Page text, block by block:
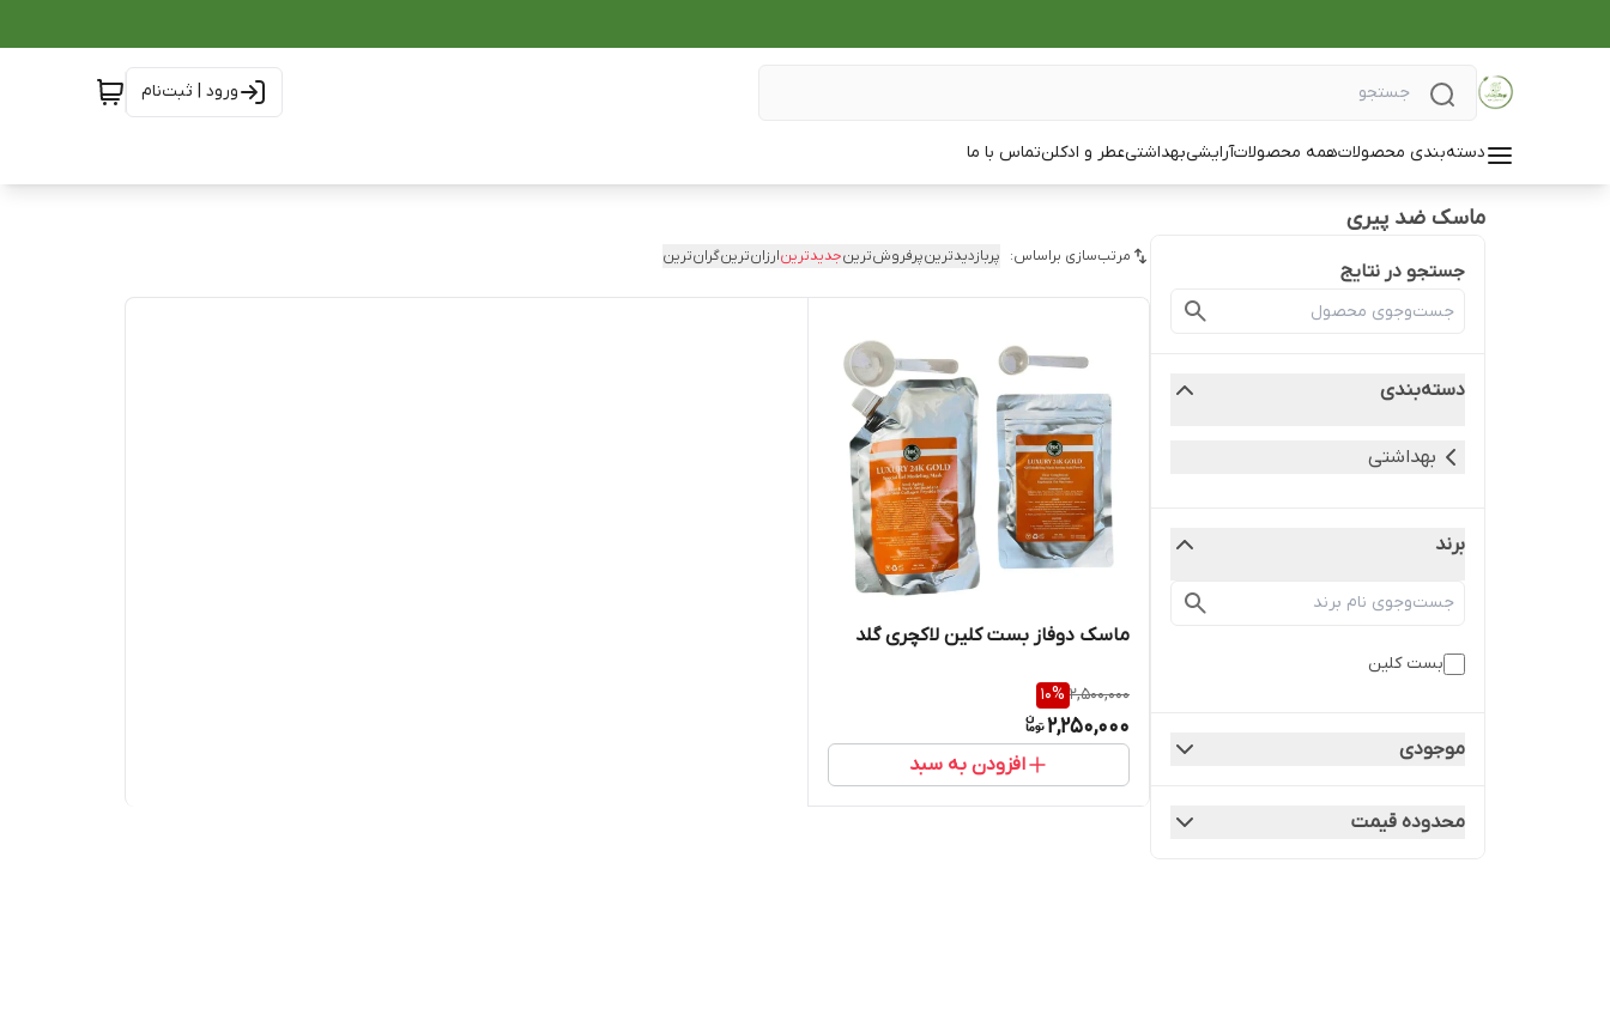
ورود | ثبت‌نام
دسته‌بندی محصولاتهمه محصولاتآرایشیبهداشتیعطر و ادکلنتماس با ما
ماسک ضد پیری
جستجو در نتایج
دسته‌بندی
بهداشتی
برند
بست کلین
موجودی
محدوده قیمت
مرتب‌سازی براساس: پربازدیدترینپرفروش‌ترینجدیدترینارزان‌ترینگران‌ترین
ماسک دوفاز بست کلین لاکچری گلد
2,500,000
10%
2,250,000
افزودن به سبد